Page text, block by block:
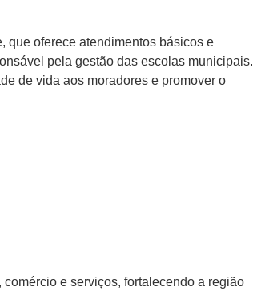
que oferece atendimentos básicos e
pela gestão das escolas municipais.
de vida aos moradores e promover o
e serviços, fortalecendo a região